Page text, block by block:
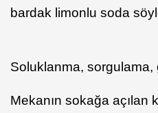
bardak limonlu soda
Soluklanma,
Mekanın sokağa açılan